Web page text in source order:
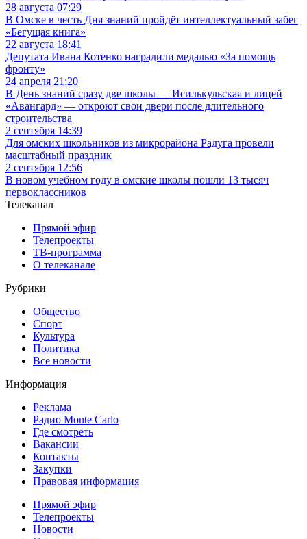
28 августа 07:29
В Омске в честь Дня знаний пройдёт интеллектуальный забег
«Бегущая книга»
22 августа 18:41
Депутата Ивана Котенко наградили медалью «За помощь
фронту»
24 апреля 21:20
В День знаний сразу две школы — Исилькульская и лицей
«Авангард» — откроют свои двери после длительного
строительства
2 сентября 14:39
Для омских школьников из микрорайона Радуга провели
масштабный праздник
2 сентября 12:56
В новом учебном году в омские школы пошли 13 тысяч
первоклассников
Телеканал
Прямой эфир
Телепроекты
ТВ-программа
О телеканале
Рубрики
Общество
Спорт
Культура
Политика
Все новости
Информация
Реклама
Радио Monte Carlo
Где смотреть
Вакансии
Контакты
Закупки
Правовая информация
Прямой эфир
Телепроекты
Новости